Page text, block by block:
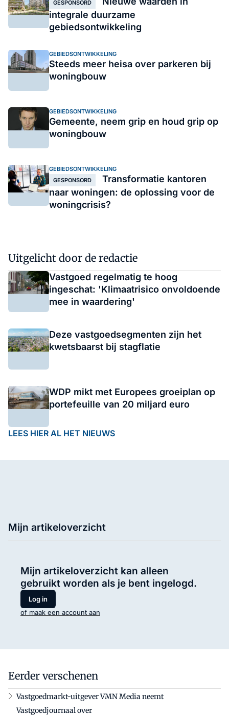
GESPONSORD
integrale duurzame
gebiedsontwikkeling
GEBIEDSONTWIKKELING
Steeds meer heisa over parkeren bij
woningbouw
GEBIEDSONTWIKKELING
Gemeente, neem grip en houd grip op
woningbouw
GEBIEDSONTWIKKELING
GESPONSORD
Transformatie kantoren
naar woningen: de oplossing voor de
woningcrisis?
Uitgelicht door de redactie
Vastgoed regelmatig te hoog
ingeschat: 'Klimaatrisico onvoldoende
mee in waardering'
Deze vastgoedsegmenten zijn het
kwetsbaarst bij stagflatie
WDP mikt met Europees groeiplan op
portefeuille van 20 miljard euro
LEES HIER AL HET NIEUWS
Mijn artikeloverzicht
Mijn artikeloverzicht kan alleen
gebruikt worden als je bent ingelogd.
Log in
of maak een account aan
Eerder verschenen
Vastgoedmarkt-uitgever VMN Media neemt
Vastgoedjournaal over